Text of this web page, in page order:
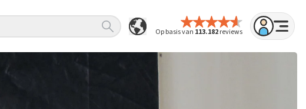
Op basis van 113.182reviews